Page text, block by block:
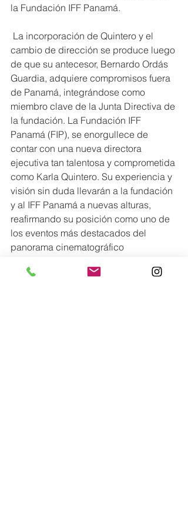
la Fundación IFF Panamá.
cambio de dirección se produce luego
de que su antecesor, Bernardo Ordás
Guardia, adquiere compromisos fuera
de Panamá, integrándose como
miembro clave de la Junta Directiva de
la fundación. La Fundación IFF
Panamá (FIP), se enorgullece de
contar con una nueva directora
ejecutiva tan talentosa y comprometida
como Karla Quintero. Su experiencia y
visión sin duda llevarán a la fundación
y al IFF Panamá a nuevas alturas,
reafirmando su posición como uno de
los eventos más destacados del
panorama cinematográfico